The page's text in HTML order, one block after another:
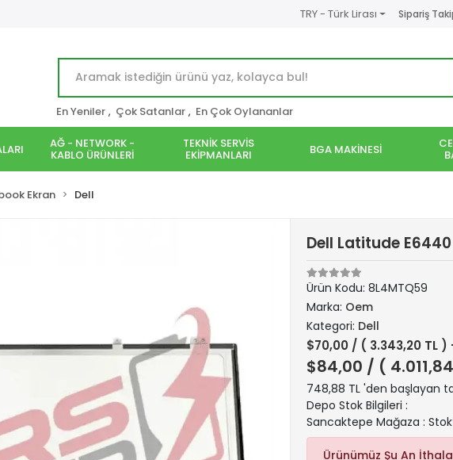
TRY - Türk Lirası Sipariş
En Yeniler , Çok Satanlar , En Çok Oylananlar
AĞ - NETWORK -
KABLO ÜRÜNLERİ
TEKNİK SERVİS
EKİPMANLARI BGA MAKİNESİ
Ekran Dell
Dell Latitude
Ürün Kodu: 8L4MTQ59
Marka: Oem
Kategori: Dell
$70,00 / ( 3.343,20 TL )
$84,00 / (
748,88 TL 'den başlayan
Depo Stok Bilgileri :
Sancaktepe Mağaza :
Ürünümüz Şu An